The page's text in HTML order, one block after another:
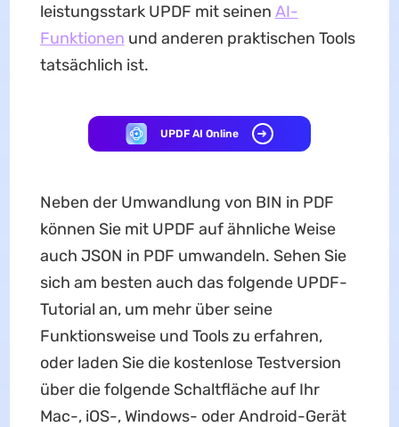
leistungsstark UPDF mit seinen AI-
Funktionen und anderen praktischen Tools
tatsächlich ist.
UPDF AI Online
Neben der Umwandlung von BIN in PDF
können Sie mit UPDF auf ähnliche Weise
auch JSON in PDF umwandeln. Sehen Sie
sich am besten auch das folgende UPDF-
Tutorial an, um mehr über seine
Funktionsweise und Tools zu erfahren,
oder laden Sie die kostenlose Testversion
über die folgende Schaltfläche auf Ihr
Mac-, iOS-, Windows- oder Android-Gerät